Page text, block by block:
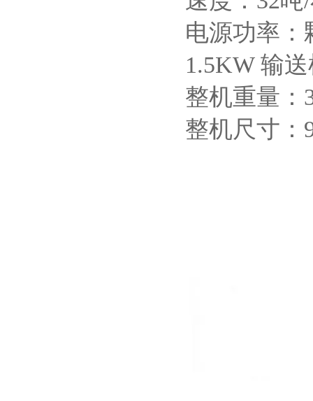
电源功率：
1.5KW 输
整机重量：
整机尺寸：